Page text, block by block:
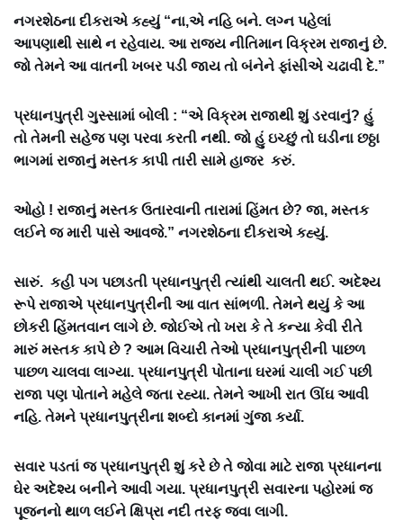
નગરશેઠના દીકરાએ કહ્યું “ના,એ નહિ બને. લગ્ન પહેલાં
આપણાથી સાથે ન રહેવાય. આ રાજ્ય નીતિમાન વિક્રમ રાજાનું છે.
જો તેમને આ વાતની ખબર પડી જાય તો બંનેને ફાંસીએ ચઢાવી દે.”
પ્રધાનપુત્રી ગુસ્સામાં બોલી : “એ વિક્રમ રાજાથી શું ડરવાનું? હું
તો તેમની સહેજ પણ પરવા કરતી નથી. જો હું ઇચ્છું તો ઘડીના છઠ્ઠા
ભાગમાં રાજાનું મસ્તક કાપી તારી સામે હાજર કરું.
ઓહો ! રાજાનું મસ્તક ઉતારવાની તારામાં હિંમત છે? જા, મસ્તક
લઈને જ મારી પાસે આવજે.” નગરશેઠના દીકરાએ કહ્યું.
સારું. કહી પગ પછાડતી પ્રધાનપુત્રી ત્યાંથી ચાલતી થઈ. અદેશ્ય
રૂપે રાજાએ પ્રધાનપુત્રીની આ વાત સાંભળી. તેમને થયું કે આ
છોકરી હિંમતવાન લાગે છે. જોઈએ તો ખરા કે તે કન્યા કેવી રીતે
મારું મસ્તક કાપે છે ? આમ વિચારી તેઓ પ્રધાનપુત્રીની પાછળ
પાછળ ચાલવા લાગ્યા. પ્રધાનપુત્રી પોતાના ઘરમાં ચાલી ગઈ પછી
રાજા પણ પોતાને મહેલે જતા રહ્યા. તેમને આખી રાત ઊંઘ આવી
નહિ. તેમને પ્રધાનપુત્રીના શબ્દો કાનમાં ગુંજા કર્યા.
સવાર પડતાં જ પ્રધાનપુત્રી શું કરે છે તે જોવા માટે રાજા પ્રધાનના
ઘેર અદેશ્ય બનીને આવી ગયા. પ્રધાનપુત્રી સવારના પહોરમાં જ
પૂજનનો થાળ લઈને ક્ષિપ્રા નદી તરફ જવા લાગી.